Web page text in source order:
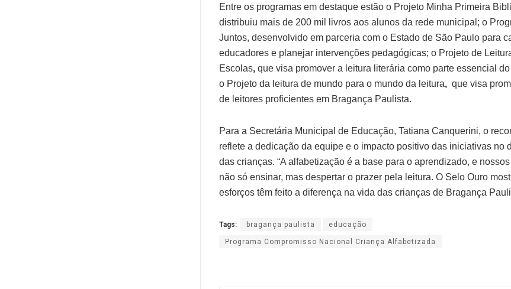
Entre os programas em destaque estão o Projeto Minha Primeira
distribuiu mais de 200 mil livros aos alunos da rede municipal; o
Juntos, desenvolvido em parceria com o Estado de São Paulo para
educadores e planejar intervenções pedagógicas; o Projeto de
Escolas, que visa promover a leitura literária como parte essencial
o Projeto da leitura de mundo para o mundo da leitura, que visa
de leitores proficientes em Bragança Paulista.
Para a Secretária Municipal de Educação, Tatiana Canquerini, o
reflete a dedicação da equipe e o impacto positivo das iniciativas no
das crianças. “A alfabetização é a base para o aprendizado, e
não só ensinar, mas despertar o prazer pela leitura. O Selo Ouro
esforços têm feito a diferença na vida das crianças de Bragança
Tags: bragança paulista educação
Programa Compromisso Nacional Criança Alfabetizada